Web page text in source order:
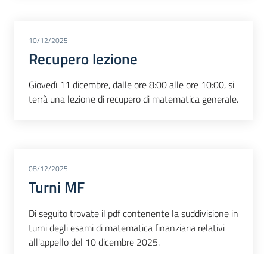
10/12/2025
Recupero lezione
Giovedì 11 dicembre, dalle ore 8:00 alle ore 10:00, si
terrà una lezione di recupero di matematica generale.
08/12/2025
Turni MF
Di seguito trovate il pdf contenente la suddivisione in
turni degli esami di matematica finanziaria relativi
all'appello del 10 dicembre 2025.